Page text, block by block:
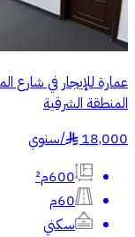
عمارة للإيجار في شارع
المنطقة الشرقية
18,000
§
/سنوي
600م²
60م
سكني